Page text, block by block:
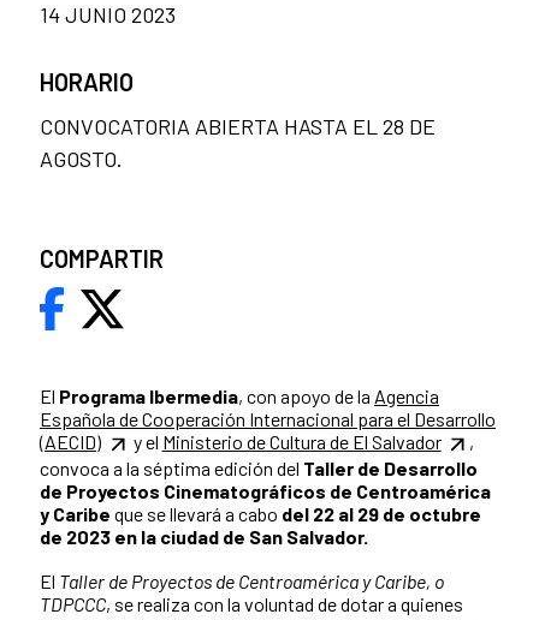
El Programa Ibermedia, con apoyo de la Agencia
Española de Cooperación Internacional para el Desarrollo
(AECID)
y el Ministerio de Cultura de El Salvador
,
convoca a la séptima edición del Taller de Desarrollo
de Proyectos Cinematográficos de Centroamérica
y Caribe que se llevará a cabo del 22 al 29 de octubre
de 2023 en la ciudad de San Salvador.
El Taller de Proyectos de Centroamérica y Caribe, o
TDPCCC, se realiza con la voluntad de dotar a quienes
14 JUNIO 2023
HORARIO
CONVOCATORIA ABIERTA HASTA EL 28 DE
AGOSTO.
COMPARTIR